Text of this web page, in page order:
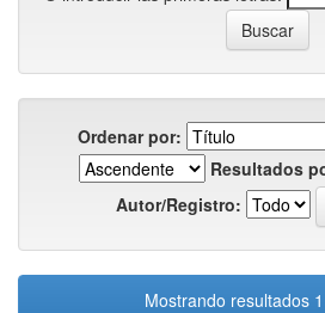
Ordenar por:
Resultados
Autor/Registro:
Mostrando resultados